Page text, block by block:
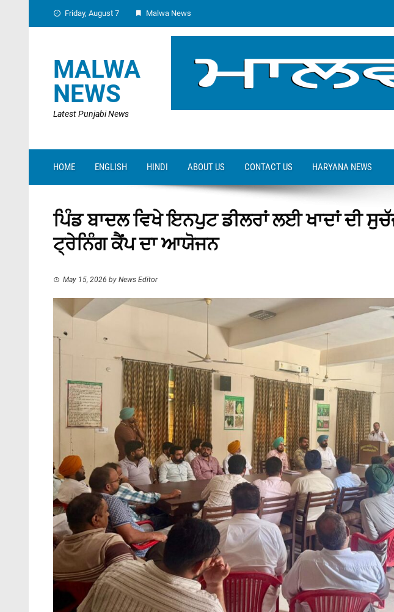
Friday, August 7 Malwa News
MALWA
NEWS
Latest Punjabi News
HOME ENGLISH HINDI ABOUT US CONTACT US HARYANA NEWS
ਪਿੰਡ ਬਾਦਲ ਵਿਖੇ ਇਨਪੁਟ ਡੀਲਰਾਂ ਲਈ ਖਾਦਾਂ ਦੀ
ਟ੍ਰੇਨਿੰਗ ਕੈਂਪ ਦਾ ਆਯੋਜਨ
May 15, 2026 by News Editor